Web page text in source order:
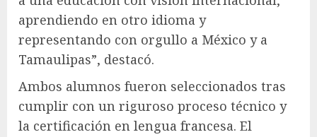
aprendiendo en otro idioma y
representando con orgullo a México y a
Tamaulipas”, destacó.
Ambos alumnos fueron seleccionados tras
cumplir con un riguroso proceso técnico y
la certificación en lengua francesa. El